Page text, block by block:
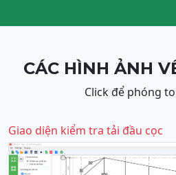
CÁC HÌNH ẢNH
Click để phóng
Giao diện kiểm tra tải đầu cọc